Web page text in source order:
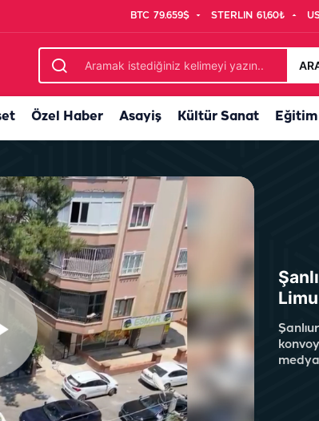
BTC 79.659$ STERLIN 61,60₺
Özel Haber Asayiş Kültür Sanat Eğitim